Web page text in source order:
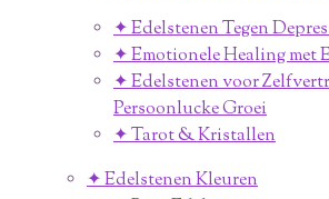
✦ Edelstenen Tegen
✦ Emotionele Healing met
✦ Edelstenen voor
Persoonlucke Groei
✦ Tarot & Kristallen
✦ Edelstenen Kleuren